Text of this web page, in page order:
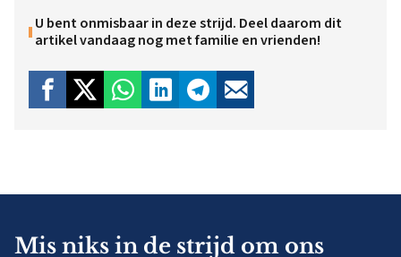
U bent onmisbaar in deze strijd. Deel daarom dit
artikel vandaag nog met familie en vrienden!
Mis niks in de strijd om ons